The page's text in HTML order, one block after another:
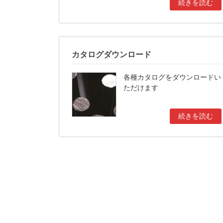
続きを読む
カタログダウンロード
各種カタログをダウンロードい
ただけます
続きを読む